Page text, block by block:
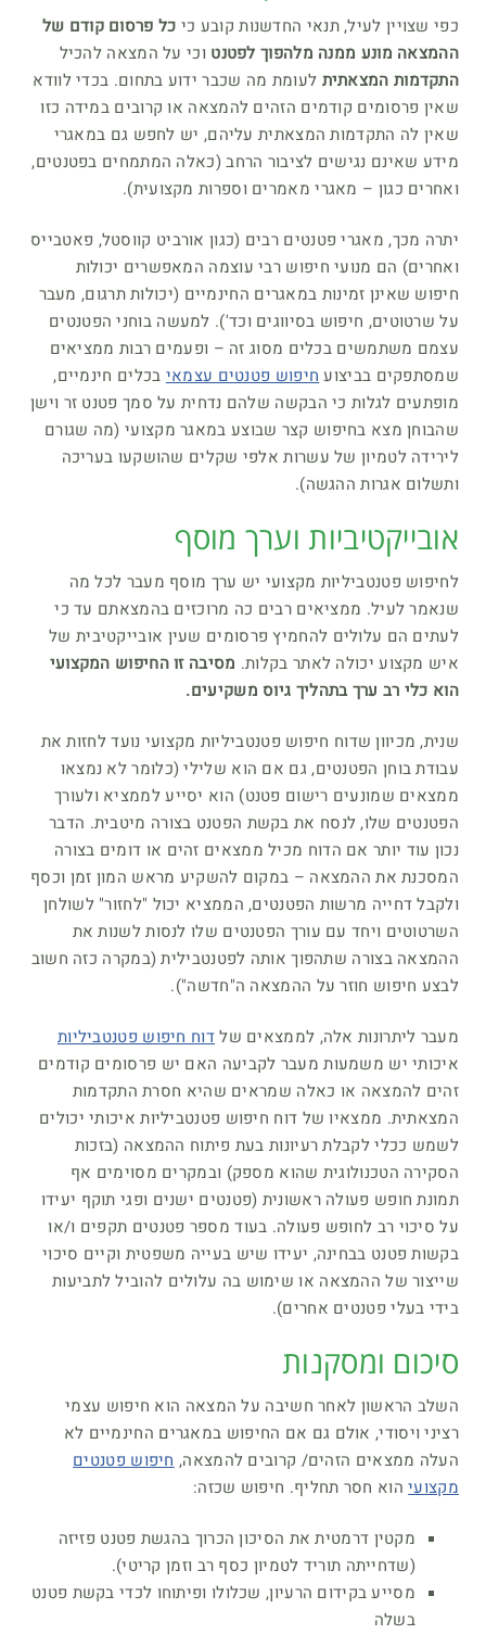
כפי שצויין לעיל, תנאי החדשנות קובע כי כל פרסום קודם של
ההמצאה מונע ממנה מלהפוך לפטנט וכי על המצאה להכיל
התקדמות המצאתית לעומת מה שכבר ידוע בתחום. בכדי לוודא
שאין פרסומים קודמים הזהים להמצאה או קרובים במידה כזו
שאין לה התקדמות המצאתית עליהם, יש לחפש גם במאגרי
מידע שאינם נגישים לציבור הרחב (כאלה המתמחים בפטנטים,
ואחרים כגון – מאגרי מאמרים וספרות מקצועית).
יתרה מכך, מאגרי פטנטים רבים (כגון אורביט קווסטל, פאטבייס
ואחרים) הם מנועי חיפוש רבי עוצמה המאפשרים יכולות
חיפוש שאינן זמינות במאגרים החינמיים (יכולות תרגום, מעבר
על שרטוטים, חיפוש בסיווגים וכד'). למעשה בוחני הפטנטים
עצמם משתמשים בכלים מסוג זה – ופעמים רבות ממציאים
שמסתפקים בביצוע חיפוש פטנטים עצמאי בכלים חינמיים,
מופתעים לגלות כי הבקשה שלהם נדחית על סמך פטנט זר וישן
שהבוחן מצא בחיפוש קצר שבוצע במאגר מקצועי (מה שגורם
לירידה לטמיון של עשרות אלפי שקלים שהושקעו בעריכה
ותשלום אגרות ההגשה).
אובייקטיביות וערך מוסף
לחיפוש פטנטביליות מקצועי יש ערך מוסף מעבר לכל מה
שנאמר לעיל. ממציאים רבים כה מרוכזים בהמצאתם עד כי
לעתים הם עלולים להחמיץ פרסומים שעין אובייקטיבית של
איש מקצוע יכולה לאתר בקלות. מסיבה זו החיפוש המקצועי
הוא כלי רב ערך בתהליך גיוס משקיעים.
שנית, מכיוון שדוח חיפוש פטנטביליות מקצועי נועד לחזות את
עבודת בוחן הפטנטים, גם אם הוא שלילי (כלומר לא נמצאו
ממצאים שמונעים רישום פטנט) הוא יסייע לממציא ולעורך
הפטנטים שלו, לנסח את בקשת הפטנט בצורה מיטבית. הדבר
נכון עוד יותר אם הדוח מכיל ממצאים זהים או דומים בצורה
המסכנת את ההמצאה – במקום להשקיע מראש המון זמן וכסף
ולקבל דחייה מרשות הפטנטים, הממציא יכול "לחזור" לשולחן
השרטוטים ויחד עם עורך הפטנטים שלו לנסות לשנות את
ההמצאה בצורה שתהפוך אותה לפטנטבילית (במקרה כזה חשוב
לבצע חיפוש חוזר על ההמצאה ה"חדשה").
מעבר ליתרונות אלה, לממצאים שלדוח חיפוש פטנטביליות
איכותי יש משמעות מעבר לקביעה האם יש פרסומים קודמים
זהים להמצאה או כאלה שמראים שהיא חסרת התקדמות
המצאתית. ממצאיו של דוח חיפוש פטנטביליות איכותי יכולים
לשמש ככלי לקבלת רעיונות בעת פיתוח ההמצאה (בזכות
הסקירה הטכנולוגית שהוא מספק) ובמקרים מסוימים אף
תמונת חופש פעולה ראשונית (פטנטים ישנים ופגי תוקף יעידו
על סיכוי רב לחופש פעולה. בעוד מספר פטנטים תקפים ו/או
בקשות פטנט בבחינה, יעידו שיש בעייה משפטית וקיים סיכוי
שייצור של ההמצאה או שימוש בה עלולים להוביל לתביעות
בידי בעלי פטנטים אחרים).
סיכום ומסקנות
השלב הראשון לאחר חשיבה על המצאה הוא חיפוש עצמי
רציני ויסודי, אולם גם אם החיפוש במאגרים החינמיים לא
העלה ממצאים הזהים/ קרובים להמצאה, חיפוש פטנטים
מקצועיהוא חסר תחליף. חיפוש שכזה:
מקטין דרמטית את הסיכון הכרוך בהגשת פטנט פזיזה
(שדחייתה תוריד לטמיון כסף רב וזמן קריטי).
מסייע בקידום הרעיון, שכלולו ופיתוחו לכדי בקשת פטנט
בשלה